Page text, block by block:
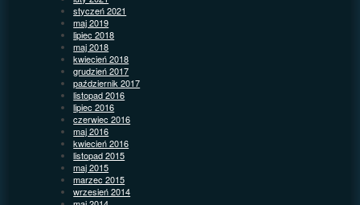
styczeń 2021
maj 2019
lipiec 2018
maj 2018
kwiecień 2018
grudzień 2017
październik 2017
listopad 2016
lipiec 2016
czerwiec 2016
maj 2016
kwiecień 2016
listopad 2015
maj 2015
marzec 2015
wrzesień 2014